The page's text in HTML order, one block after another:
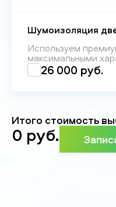
Шумоизоляция
Используем
максимальными
26 000 руб.
Итого стоимость
0 руб.